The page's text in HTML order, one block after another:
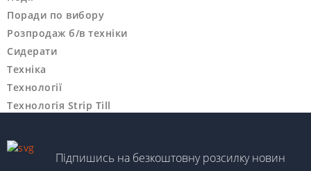
Поради по вибору
Розпродаж б/в техніки
Сидерати
Техніка
Технології
Технологія Strip Till
Підпишись на безкоштовну розсилку новин